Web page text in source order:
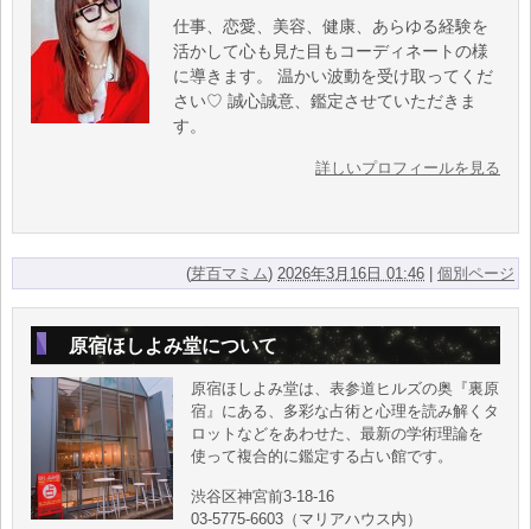
仕事、恋愛、美容、健康、あらゆる経験を
活かして心も見た目もコーディネートの様
に導きます。 温かい波動を受け取ってくだ
さい♡ 誠心誠意、鑑定させていただきま
す。
詳しいプロフィールを見る
(芽百マミム) 2026年3月16日 01:46 |個別ページ
原宿ほしよみ堂について
原宿ほしよみ堂は、表参道ヒルズの奥『裏原
宿』にある、多彩な占術と心理を読み解くタ
ロットなどをあわせた、最新の学術理論を
使って複合的に鑑定する占い館です。
渋谷区神宮前3-18-16
03-5775-6603（マリアハウス内）